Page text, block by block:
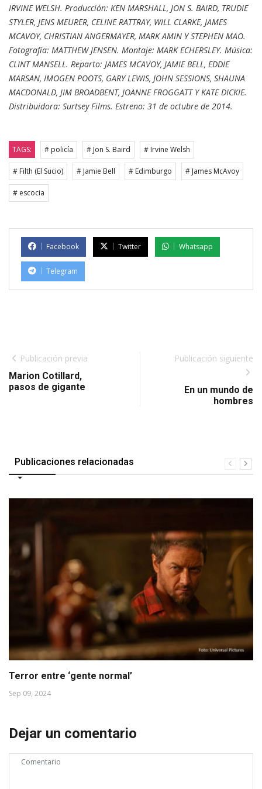
IRVINE WELSH. Producción: KEN MARSHALL, JON S. BAIRD, TRUDIE
STYLER, JENS MEURER, CELINE RATTRAY, WILL CLARKE, JAMES
MCAVOY, CHRISTIAN ANGERMAYER, MARK AMIN Y STEPHEN MAO.
Fotografía: MATTHEW JENSEN. Montaje: MARK ECHERSLEY. Música:
CLINT MANSELL. Reparto: JAMES MCAVOY, JAMIE BELL, EDDIE
MARSAN, IMOGEN POOTS, GARY LEWIS, JOHN SESSIONS, SHAUNA
MACDONALD, JIM BROADBENT, JOANNE FROGGATT Y KATE DICKIE.
Distribuidora: Surtsey Films. Estreno: 31 de octubre de 2014.
TAGS: # policía # Jon S. Baird # Irvine Welsh
# Filth (El Sucio) # Jamie Bell # Edimburgo # James McAvoy
# escocia
Facebook Twitter Whatsapp
Telegram
Publicación previa
Marion Cotillard,
pasos de gigante
Publicación siguiente
En un mundo de
hombres
Publicaciones relacionadas
Terror entre ‘gente normal’
Sep 09, 2024
Dejar un comentario